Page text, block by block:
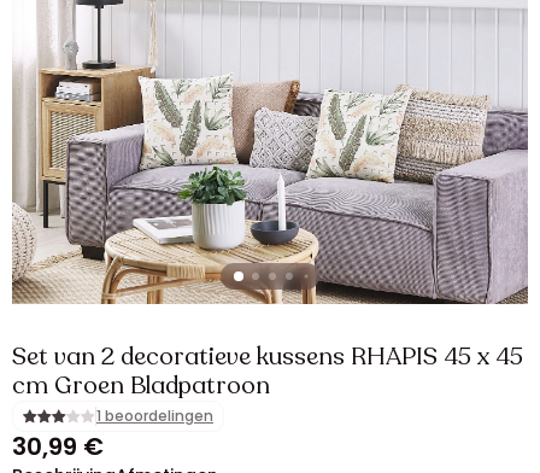
Set van 2 decoratieve kussens RHAPIS 45 x 45
cm Groen Bladpatroon
1 beoordelingen
30,99 €